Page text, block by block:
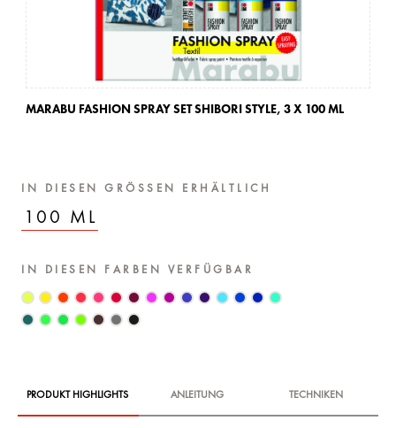
MARABU FASHION SPRAY SET SHIBORI STYLE, 3 X 100 ML
IN DIESEN GRÖSSEN ERHÄLTLICH
100 ML
IN DIESEN FARBEN VERFÜGBAR
PRODUKT HIGHLIGHTS ANLEITUNG TECHNIKEN